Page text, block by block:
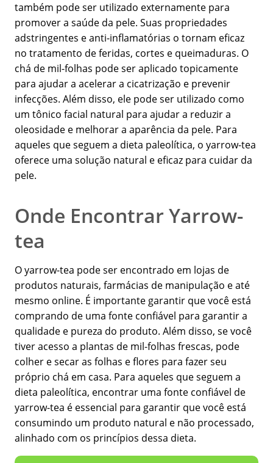
também pode ser utilizado externamente para
promover a saúde da pele. Suas propriedades
adstringentes e anti-inflamatórias o tornam eficaz
no tratamento de feridas, cortes e queimaduras. O
chá de mil-folhas pode ser aplicado topicamente
para ajudar a acelerar a cicatrização e prevenir
infecções. Além disso, ele pode ser utilizado como
um tônico facial natural para ajudar a reduzir a
oleosidade e melhorar a aparência da pele. Para
aqueles que seguem a dieta paleolítica, o yarrow-tea
oferece uma solução natural e eficaz para cuidar da
pele.
Onde Encontrar Yarrow-
tea
O yarrow-tea pode ser encontrado em lojas de
produtos naturais, farmácias de manipulação e até
mesmo online. É importante garantir que você está
comprando de uma fonte confiável para garantir a
qualidade e pureza do produto. Além disso, se você
tiver acesso a plantas de mil-folhas frescas, pode
colher e secar as folhas e flores para fazer seu
próprio chá em casa. Para aqueles que seguem a
dieta paleolítica, encontrar uma fonte confiável de
yarrow-tea é essencial para garantir que você está
consumindo um produto natural e não processado,
alinhado com os princípios dessa dieta.